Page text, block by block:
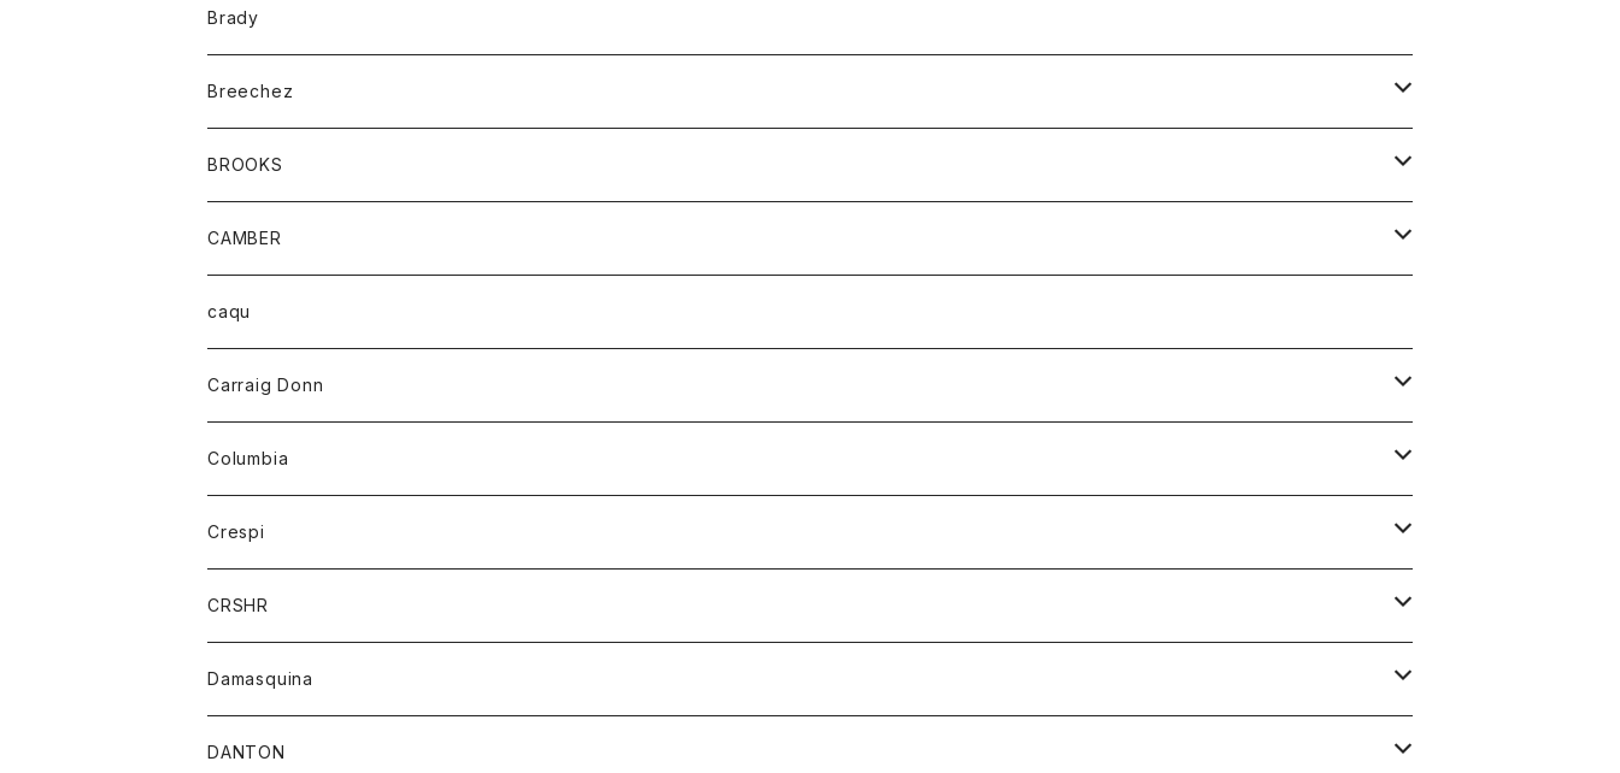
コート
バッグ
ベルト
キッズ
Tシャツ
グッズ
アンダーウェアー
カードホルダー
チーフ
バンダナ
トップス
カーディガン
トレーナー
パーカー
ボトム
オーバーオール
ショートパンツ
レディース
オーバーオール
カーディガン
Brady
Breechez
シャツ
BROOKS
グッズ
靴
CAMBER
トップス
ハーフスリーブTシャツ
caqu
Carraig Donn
ニット
Columbia
アウター
ジャケット
Crespi
ジャケット
ワンピース
ブラウス
CRSHR
キャップ
Damasquina
ウォレット
DANTON